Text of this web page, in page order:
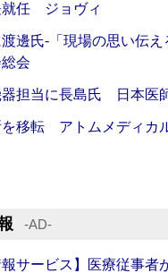
就任 ジョヴィ
邊氏‐「現場の思い伝
会
器担当に長島氏 日本医
を移転 アトムメディカ
‐AD‐
報サービス】医療従事者